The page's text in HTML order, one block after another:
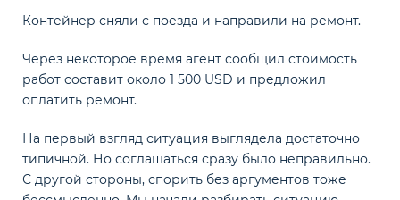
Контейнер сняли с поезда и направили на ремонт.
Через некоторое время агент сообщил стоимость
работ составит около 1 500 USD и предложил
оплатить ремонт.
На первый взгляд ситуация выглядела достаточно
типичной. Но соглашаться сразу было неправильно.
С другой стороны, спорить без аргументов тоже